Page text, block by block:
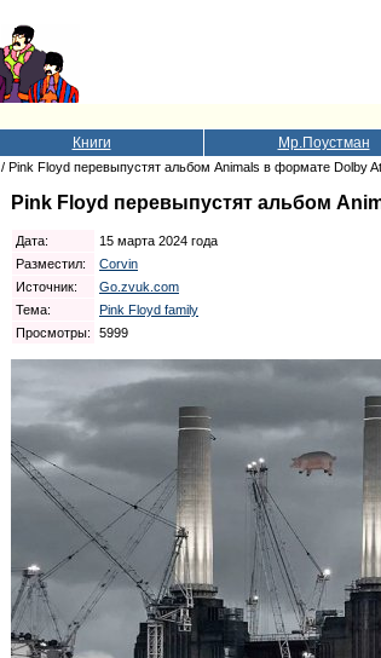
Книги Мр.Поустман
/ Pink Floyd перевыпустят альбом Animals в формате Dolby
Pink Floyd перевыпустят альбом
Дата:
15 марта 2024 года
Разместил:
Corvin
Источник:
Go.zvuk.com
Тема:
Pink Floyd family
Просмотры:
5999